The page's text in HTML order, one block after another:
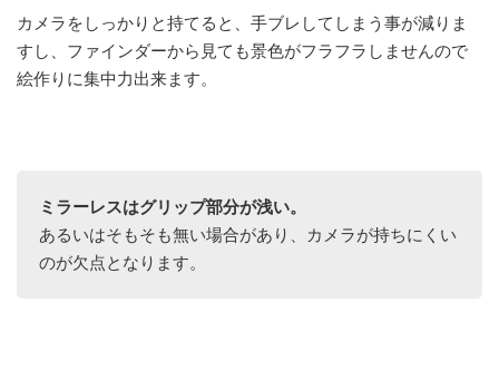
カメラをしっかりと持てると、手ブレしてしまう事が減りま
すし、ファインダーから見ても景色がフラフラしませんので
絵作りに集中力出来ます。
ミラーレスはグリップ部分が浅い。
あるいはそもそも無い場合があり、カメラが持ちにくい
のが欠点となります。